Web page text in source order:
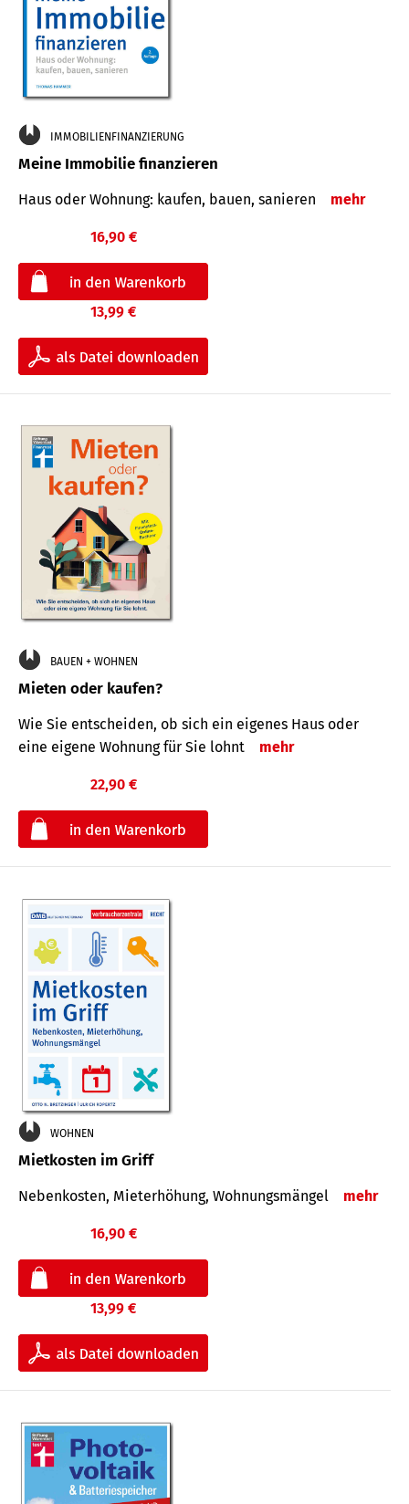
IMMOBILIENFINANZIERUNG
Meine Immobilie finanzieren
Haus oder Wohnung: kaufen, bauen, sanieren mehr
16,90 €
13,99 €
BAUEN + WOHNEN
Mieten oder kaufen?
Wie Sie entscheiden, ob sich ein eigenes Haus oder
eine eigene Wohnung für Sie lohnt
mehr
22,90 €
WOHNEN
Mietkosten im Griff
Nebenkosten, Mieterhöhung, Wohnungsmängel mehr
16,90 €
13,99 €